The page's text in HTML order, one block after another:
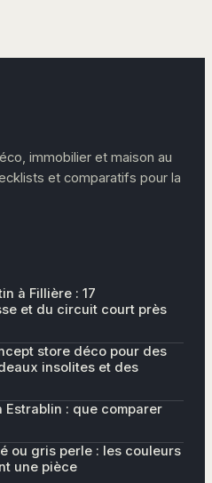
immobilier et maison au
et comparatifs pour la
à Fillière : 17
et du circuit court près
store déco pour des
insolites et des
Estrablin : que comparer
ou gris perle : les couleurs
une pièce